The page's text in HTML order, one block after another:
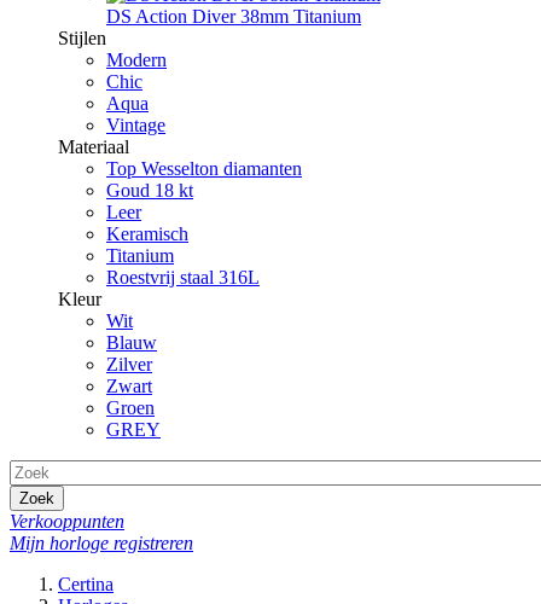
DS Action Diver 38mm Titanium
Stijlen
Modern
Chic
Aqua
Vintage
Materiaal
Top Wesselton diamanten
Goud 18 kt
Leer
Keramisch
Titanium
Roestvrij staal 316L
Kleur
Wit
Blauw
Zilver
Zwart
Groen
GREY
Zoek
Verkooppunten
Mijn horloge registreren
Certina